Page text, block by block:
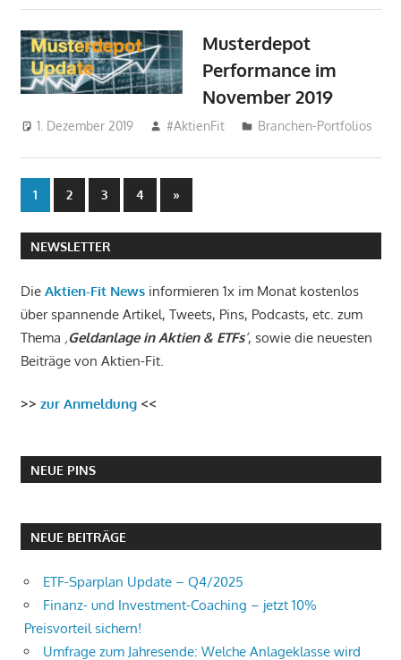
Musterdepot
Performance im
November 2019
1. Dezember 2019 #AktienFit Branchen-Portfolios
Seitennummerierung
der
Beiträge
1 2 3 4
Nächste
Beiträge
»
NEWSLETTER
Die Aktien-Fit Newsinformieren 1x im Monat kostenlos
über spannende Artikel, Tweets, Pins, Podcasts, etc. zum
Thema ‚Geldanlage in Aktien & ETFs‘, sowie die neuesten
Beiträge von Aktien-Fit.
>> zur Anmeldung<<
NEUE PINS
NEUE BEITRÄGE
ETF-Sparplan Update – Q4/2025
Finanz- und Investment-Coaching – jetzt 10%
Preisvorteil sichern!
Umfrage zum Jahresende: Welche Anlageklasse wird